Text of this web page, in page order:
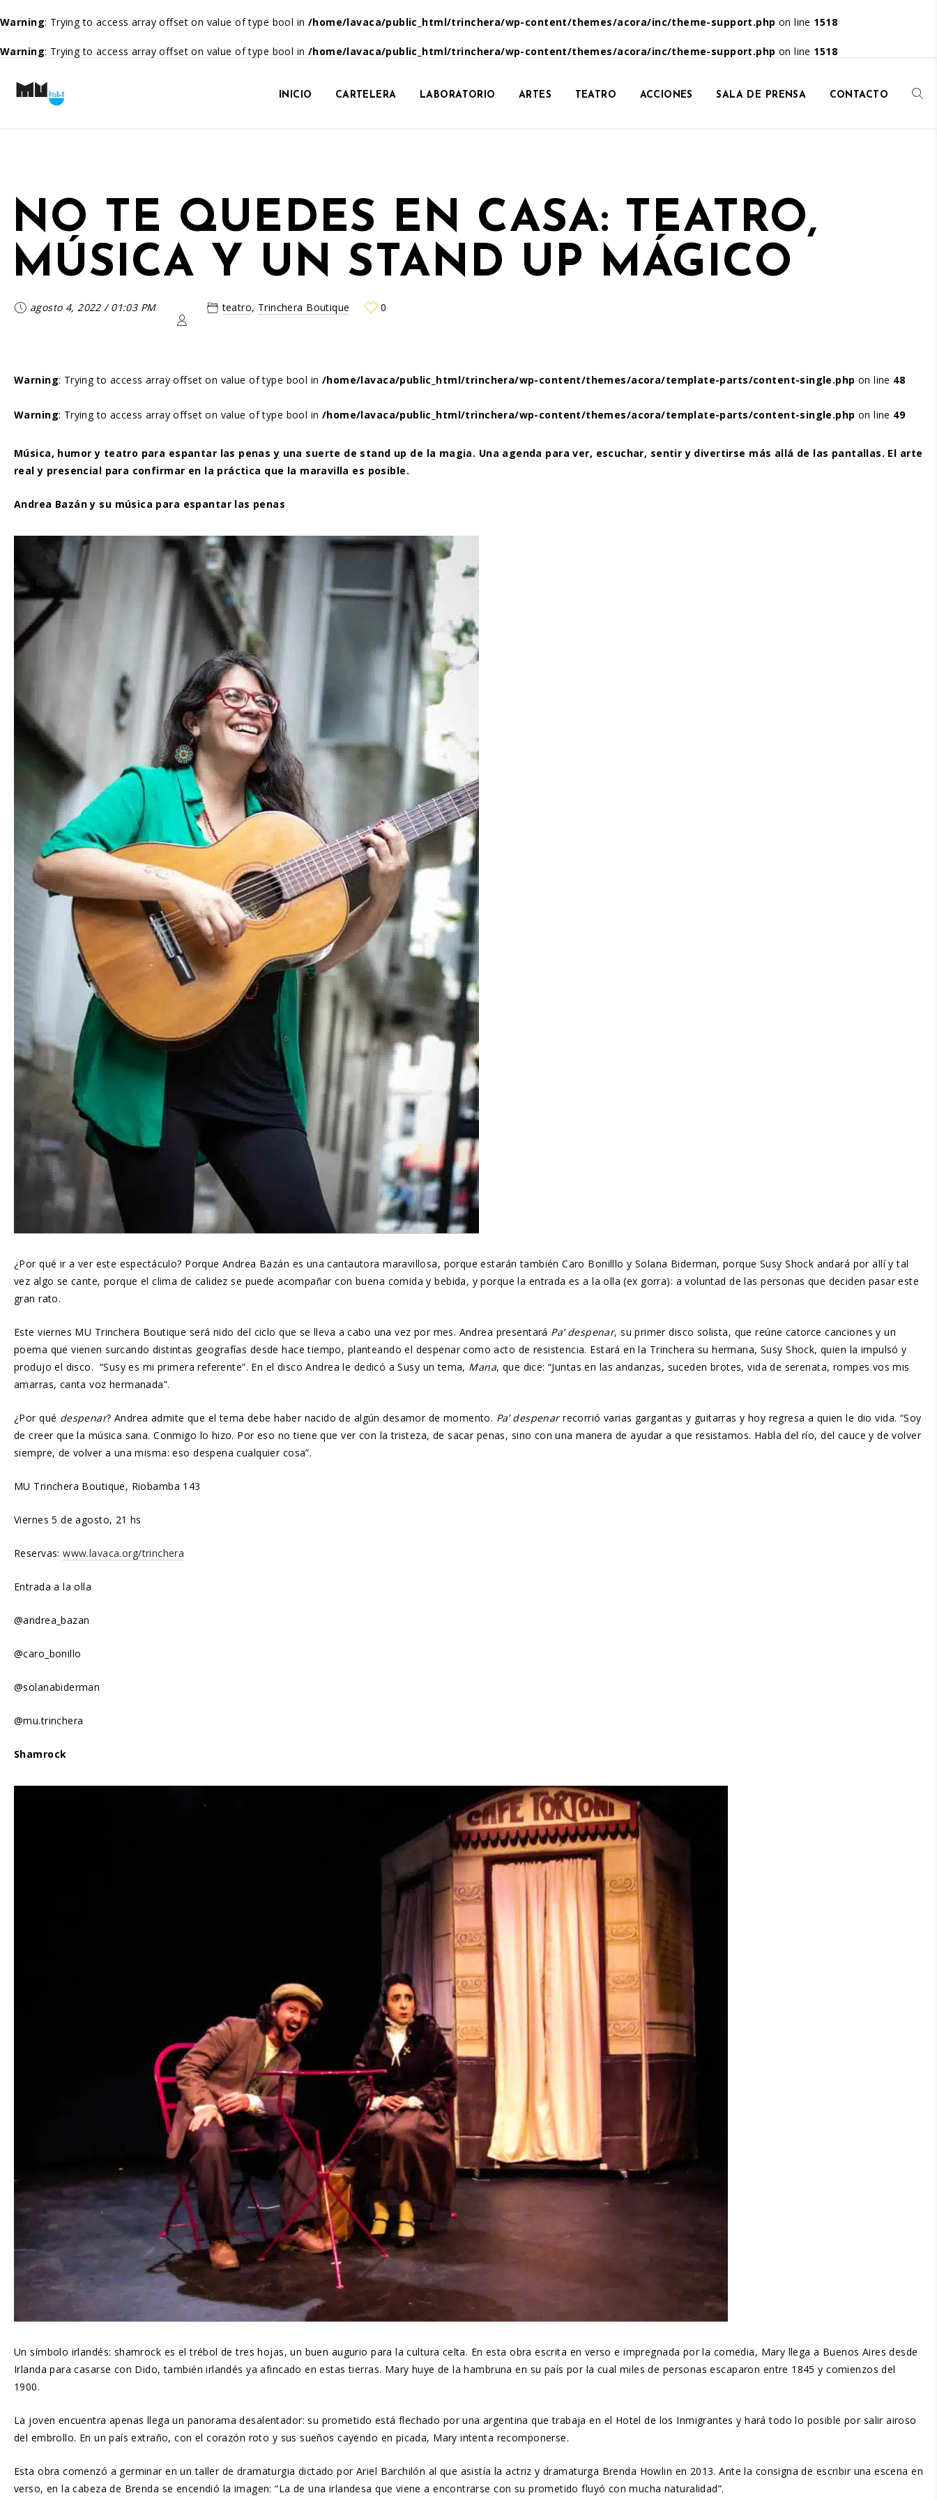
Warning: Trying to access array offset on value of type bool in /home/lavaca/public_html/trinchera/wp-content/themes/acora/inc/theme-support.php on line 1518
Warning: Trying to access array offset on value of type bool in /home/lavaca/public_html/trinchera/wp-content/themes/acora/inc/theme-support.php on line 1518
INICIO CARTELERA LABORATORIO ARTES TEATRO ACCIONES SALA DE PRENSA CONTACTO
NO TE QUEDES EN CASA: TEATRO,
MÚSICA Y UN STAND UP MÁGICO
agosto 4, 2022/01:03 PM teatro, Trinchera Boutique 0
Warning: Trying to access array offset on value of type bool in /home/lavaca/public_html/trinchera/wp-content/themes/acora/template-parts/content-single.php on line 48
Warning: Trying to access array offset on value of type bool in /home/lavaca/public_html/trinchera/wp-content/themes/acora/template-parts/content-single.php on line 49
Música, humor y teatro para espantar las penas y una suerte de stand up de la magia. Una agenda para ver, escuchar, sentir y divertirse más allá de las pantallas. El arte
real y presencial para confirmar en la práctica que la maravilla es posible.
Andrea Bazán y su música para espantar las penas
¿Por qué ir a ver este espectáculo? Porque Andrea Bazán es una cantautora maravillosa, porque estarán también Caro Bonilllo y Solana Biderman, porque Susy Shock andará por allí y tal
vez algo se cante, porque el clima de calidez se puede acompañar con buena comida y bebida, y porque la entrada es a la olla (ex gorra): a voluntad de las personas que deciden pasar este
gran rato.
Este viernes MU Trinchera Boutique será nido del ciclo que se lleva a cabo una vez por mes. Andrea presentará Pa’ despenar, su primer disco solista, que reúne catorce canciones y un
poema que vienen surcando distintas geografías desde hace tiempo, planteando el despenar como acto de resistencia. Estará en la Trinchera su hermana, Susy Shock, quien la impulsó y
produjo el disco. “Susy es mi primera referente”. En el disco Andrea le dedicó a Susy un tema, Mana, que dice: “Juntas en las andanzas, suceden brotes, vida de serenata, rompes vos mis
amarras, canta voz hermanada”.
¿Por qué despenar? Andrea admite que el tema debe haber nacido de algún desamor de momento. Pa’ despenarrecorrió varias gargantas y guitarras y hoy regresa a quien le dio vida. “Soy
de creer que la música sana. Conmigo lo hizo. Por eso no tiene que ver con la tristeza, de sacar penas, sino con una manera de ayudar a que resistamos. Habla del río, del cauce y de volver
siempre, de volver a una misma: eso despena cualquier cosa”.
MU Trinchera Boutique, Riobamba 143
Viernes 5 de agosto, 21 hs
Reservas:www.lavaca.org/trinchera
Entrada a la olla
@andrea_bazan
@caro_bonillo
@solanabiderman
@mu.trinchera
Shamrock
Un símbolo irlandés: shamrock es el trébol de tres hojas, un buen augurio para la cultura celta. En esta obra escrita en verso e impregnada por la comedia, Mary llega a Buenos Aires desde
Irlanda para casarse con Dido, también irlandés ya afincado en estas tierras. Mary huye de la hambruna en su país por la cual miles de personas escaparon entre 1845 y comienzos del
1900.
La joven encuentra apenas llega un panorama desalentador: su prometido está flechado por una argentina que trabaja en el Hotel de los Inmigrantes y hará todo lo posible por salir airoso
del embrollo. En un país extraño, con el corazón roto y sus sueños cayendo en picada, Mary intenta recomponerse.
Esta obra comenzó a germinar en un taller de dramaturgia dictado por Ariel Barchilón al que asistía la actriz y dramaturga Brenda Howlin en 2013. Ante la consigna de escribir una escena en
verso, en la cabeza de Brenda se encendió la imagen: “La de una irlandesa que viene a encontrarse con su prometido fluyó con mucha naturalidad”.